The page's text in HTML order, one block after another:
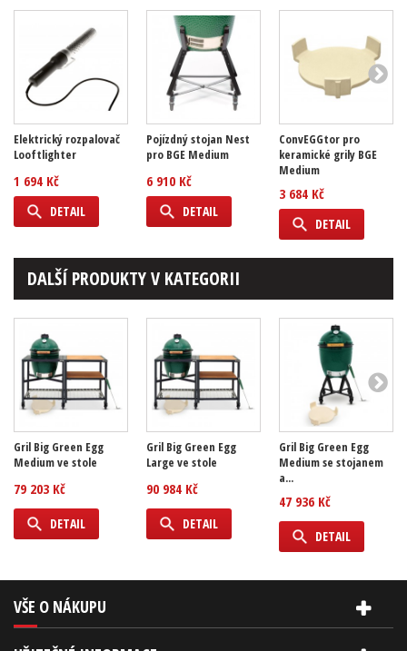
Elektrický rozpalovač
Looftlighter
1 694 Kč
DETAIL
Pojízdný stojan Nest
pro BGE Medium
6 910 Kč
DETAIL
ConvEGGtor pro
keramické grily BGE
Medium
3 684 Kč
DETAIL
DALŠÍ PRODUKTY V KATEGORII
Gril Big Green Egg
Medium ve stole
79 203 Kč
DETAIL
Gril Big Green Egg
Large ve stole
90 984 Kč
DETAIL
Gril Big Green Egg
Medium se stojanem
a...
47 936 Kč
DETAIL
VŠE O NÁKUPU